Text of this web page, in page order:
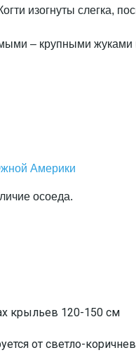
изогнуты слегка,
– крупными
Америки
крыльев 120-150 см
от светло-